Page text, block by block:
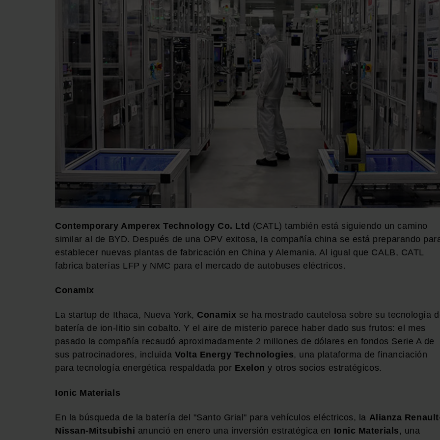
Contemporary Amperex Technology Co. Ltd (CATL) también está siguiendo un camino
similar al de BYD. Después de una OPV exitosa, la compañía china se está preparando
establecer nuevas plantas de fabricación en China y Alemania. Al igual que CALB, CATL
fabrica baterías LFP y NMC para el mercado de autobuses eléctricos.
Conamix
La startup de Ithaca, Nueva York, Conamix se ha mostrado cautelosa sobre su tecnología
batería de ion-litio sin cobalto. Y el aire de misterio parece haber dado sus frutos: el mes
pasado la compañía recaudó aproximadamente 2 millones de dólares en fondos Serie A de
sus patrocinadores, incluida Volta Energy Technologies, una plataforma de financiación
para tecnología energética respaldada por Exelon y otros socios estratégicos.
Ionic Materials
En la búsqueda de la batería del "Santo Grial" para vehículos eléctricos, la Alianza
Nissan-Mitsubishi anunció en enero una inversión estratégica en Ionic Materials , una